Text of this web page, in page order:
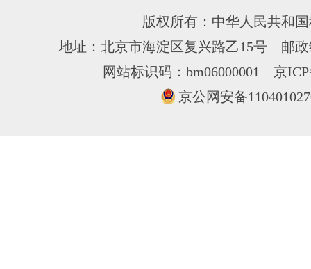
版权所有：中华人民共和
地址：北京市海淀区复兴路乙15号 邮
网站标识码：bm06000001 京
京公网安备